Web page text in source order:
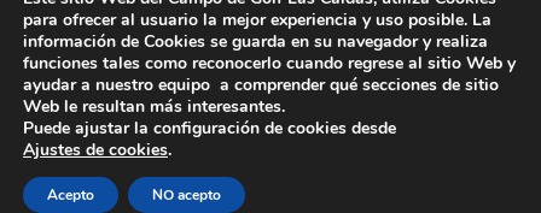
Destacada
Otras
© 2022 UTE GOLF LAS CALDAS -
para ofrecer al usuario la mejor experiencia y uso posible. La
información de Cookies se guarda en su navegador y realiza
funciones tales como reconocerlo cuando regrese al sitio Web y
ayudar a nuestro equipo a comprender qué secciones de sitio
Web le resultan más interesantes.
Puede ajustar la configuración de cookies desde
Ajustes de cookies.
Acepto NO acepto